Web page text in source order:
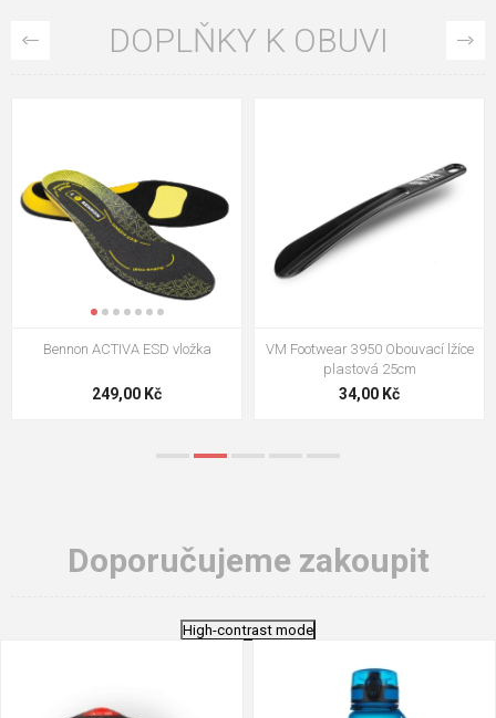
DOPLŇKY K OBUVI
VM Footwear 3009 Vkládací stélka
124,00 Kč
VM Footwear 3102 Tkaničky
ploché
18,70 Kč
Doporučujeme zakoupit
High-contrast mode